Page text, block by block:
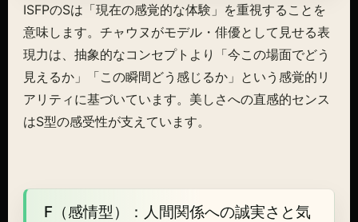
ISFPのSは「現在の感覚的な体験」を重視することを
意味します。チャウヌがモデル・俳優として見せる表
現力は、抽象的なコンセプトより「今この場面でどう
見えるか」「この瞬間どう感じるか」という感覚的リ
アリティに基づいています。美しさへの直感的センス
はS型の感受性が支えています。
F（感情型）：人間関係への誠実さと気